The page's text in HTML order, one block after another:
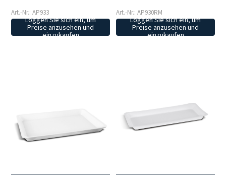
Art.-Nr.: AP933
Loggen Sie sich ein, um
Preise anzusehen und
einzukaufen
Art.-Nr.: AP930RM
Loggen Sie sich ein, um
Preise anzusehen und
einzukaufen